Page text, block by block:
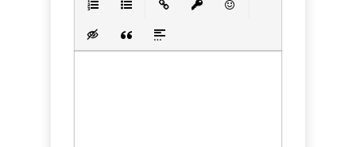
Вставка скрытого текста
Вставка цитаты
Вставка спойлера